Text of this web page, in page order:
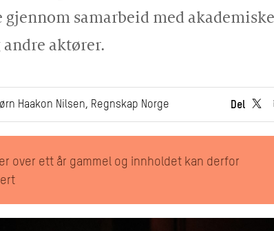
gjennom samarbeid med akademiske
aktører.
Haakon Nilsen, Regnskap Norge Del
over ett år gammel og innholdet kan derfor